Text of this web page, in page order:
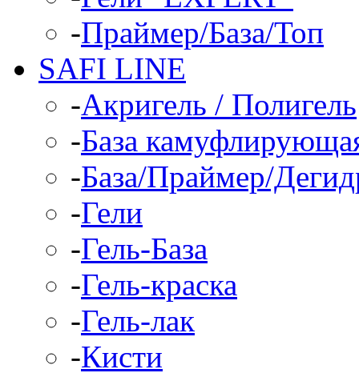
-Праймер/База/Топ
SAFI LINE
-Акригель / Полигель
-База
-База/Праймер/
-Гели
-Гель-База
-Гель-краска
-Гель-лак
-Кисти